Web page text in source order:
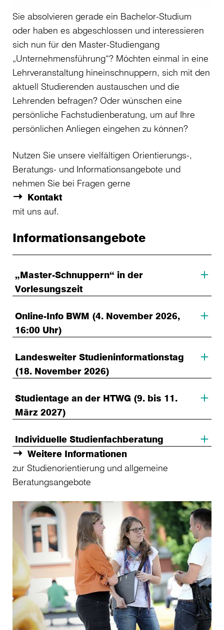
Sie absolvieren gerade ein Bachelor-Studium
oder haben es abgeschlossen und interessieren
sich nun für den Master-Studiengang
„Unternehmensführung“? Möchten einmal in eine
Lehrveranstaltung hineinschnuppern, sich mit den
aktuell Studierenden austauschen und die
Lehrenden befragen? Oder wünschen eine
persönliche Fachstudienberatung, um auf Ihre
persönlichen Anliegen eingehen zu können?
Nutzen Sie unsere vielfältigen Orientierungs-,
Beratungs- und Informationsangebote und
nehmen Sie bei Fragen gerne
Kontakt
mit uns auf.
Informationsangebote
„Master-Schnuppern“ in der
Vorlesungszeit
Online-Info BWM (4. November 2026,
16:00 Uhr)
Landesweiter Studieninformationstag
(18. November 2026)
Studientage an der HTWG (9. bis 11.
März 2027)
Individuelle Studienfachberatung
Weitere Informationen
zur Studienorientierung und allgemeine
Beratungsangebote